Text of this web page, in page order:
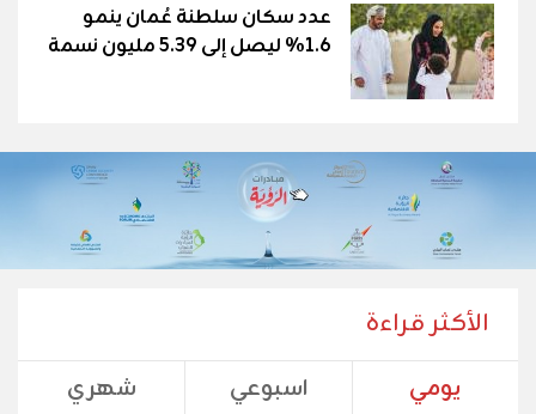
عدد سكان سلطنة عُمان ينمو
1.6% ليصل إلى 5.39 مليون نسمة
الأكثر قراءة
يومي اسبوعي شهري